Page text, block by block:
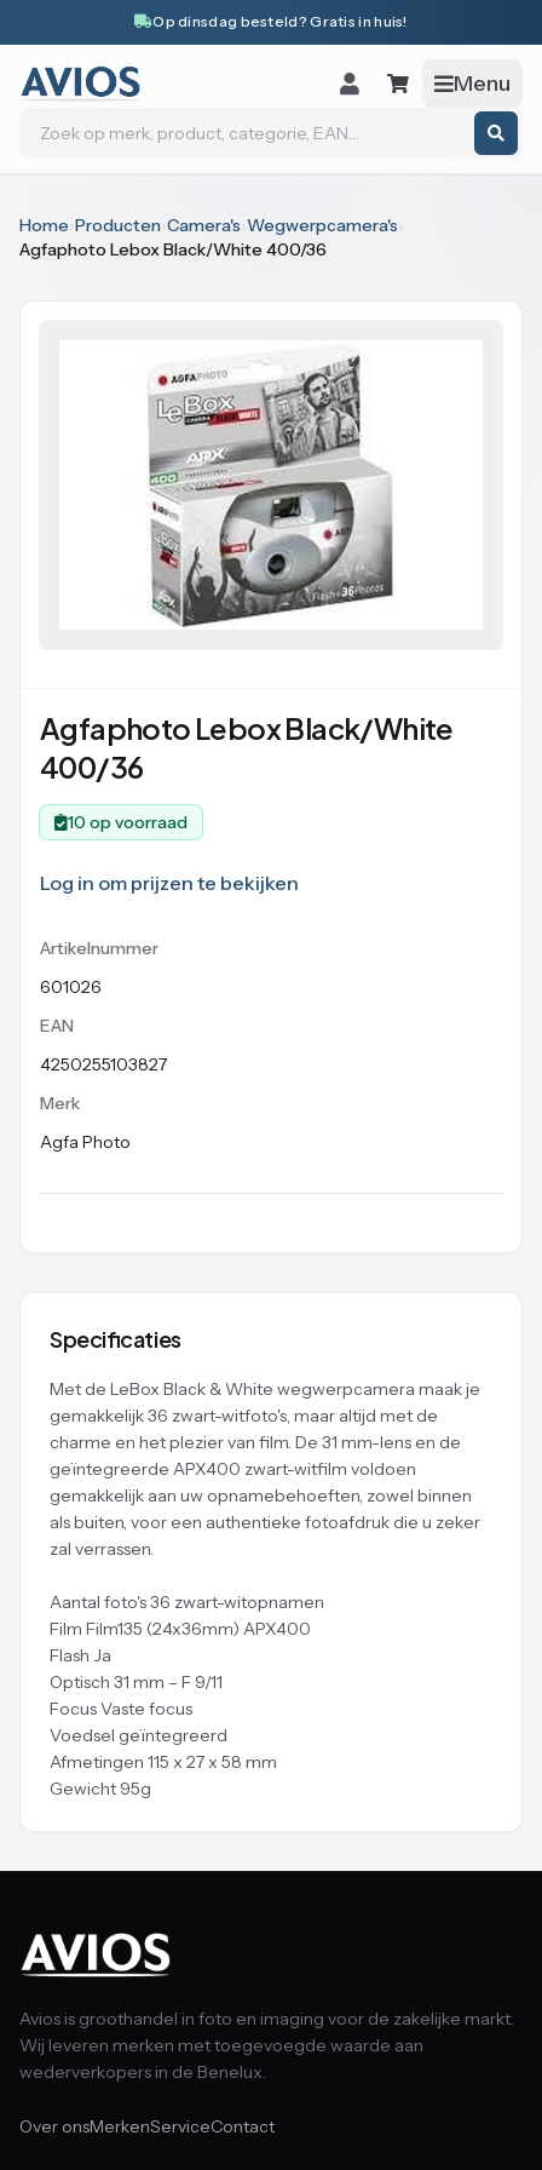
Op dinsdag besteld? Gratis in huis!
Menu
Zoeken
Home›Producten›Camera's›Wegwerpcamera's›
Agfaphoto Lebox Black/White 400/36
Agfaphoto Lebox Black/White
400/36
10 op voorraad
Log in om prijzen te bekijken
Artikelnummer
601026
EAN
4250255103827
Merk
Agfa Photo
Specificaties
Met de LeBox Black & White wegwerpcamera maak je
gemakkelijk 36 zwart-witfoto's, maar altijd met de
charme en het plezier van film. De 31 mm-lens en de
geïntegreerde APX400 zwart-witfilm voldoen
gemakkelijk aan uw opnamebehoeften, zowel binnen
als buiten, voor een authentieke fotoafdruk die u zeker
zal verrassen.
Aantal foto's 36 zwart-witopnamen
Film Film135 (24x36mm) APX400
Flash Ja
Optisch 31 mm – F 9/11
Focus Vaste focus
Voedsel geïntegreerd
Afmetingen 115 x 27 x 58 mm
Gewicht 95g
Avios is groothandel in foto en imaging voor de zakelijke markt.
Wij leveren merken met toegevoegde waarde aan
wederverkopers in de Benelux.
Over onsMerkenServiceContact